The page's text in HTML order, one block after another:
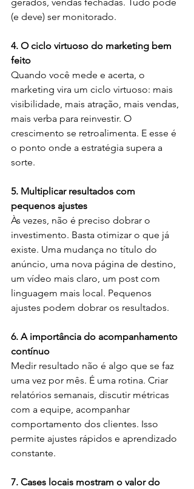
(e deve) ser monitorado.
4. O ciclo virtuoso do marketing bem
feito
Quando você mede e acerta, o
marketing vira um ciclo virtuoso: mais
visibilidade, mais atração, mais vendas,
mais verba para reinvestir. O
crescimento se retroalimenta. E esse é
o ponto onde a estratégia supera a
sorte.
5. Multiplicar resultados com
pequenos ajustes
Às vezes, não é preciso dobrar o
investimento. Basta otimizar o que já
existe. Uma mudança no título do
anúncio, uma nova página de destino,
um vídeo mais claro, um post com
linguagem mais local. Pequenos
ajustes podem dobrar os resultados.
6. A importância do acompanhamento
contínuo
Medir resultado não é algo que se faz
uma vez por mês. É uma rotina. Criar
relatórios semanais, discutir métricas
com a equipe, acompanhar
comportamento dos clientes. Isso
permite ajustes rápidos e aprendizado
constante.
7. Cases locais mostram o valor do